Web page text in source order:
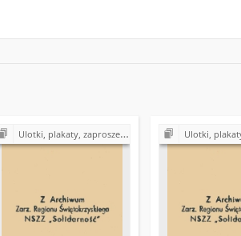
Ulotki, plakaty, zaproszenia, cegiełki, kartki okolicznościowe, kalendarzyki z lat 1980-1990 Ulotki, plakaty, zaproszenia, cegiełki, kartki